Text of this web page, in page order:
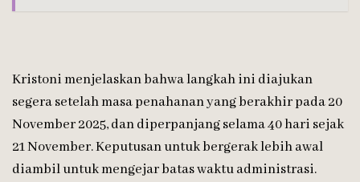
Kristoni menjelaskan bahwa langkah ini diajukan
segera setelah masa penahanan yang berakhir pada 20
November 2025, dan diperpanjang selama 40 hari sejak
21 November. Keputusan untuk bergerak lebih awal
diambil untuk mengejar batas waktu administrasi.